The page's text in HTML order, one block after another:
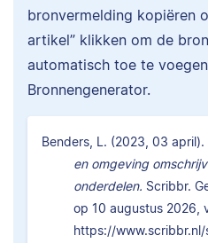
bronvermelding kopiëren
artikel” klikken om de
automatisch toe te
Bronnengenerator.
Benders, L. (2023, 03 april).
en omgeving
onderdelen. Scribbr.
op 10 augustus 2026,
https://